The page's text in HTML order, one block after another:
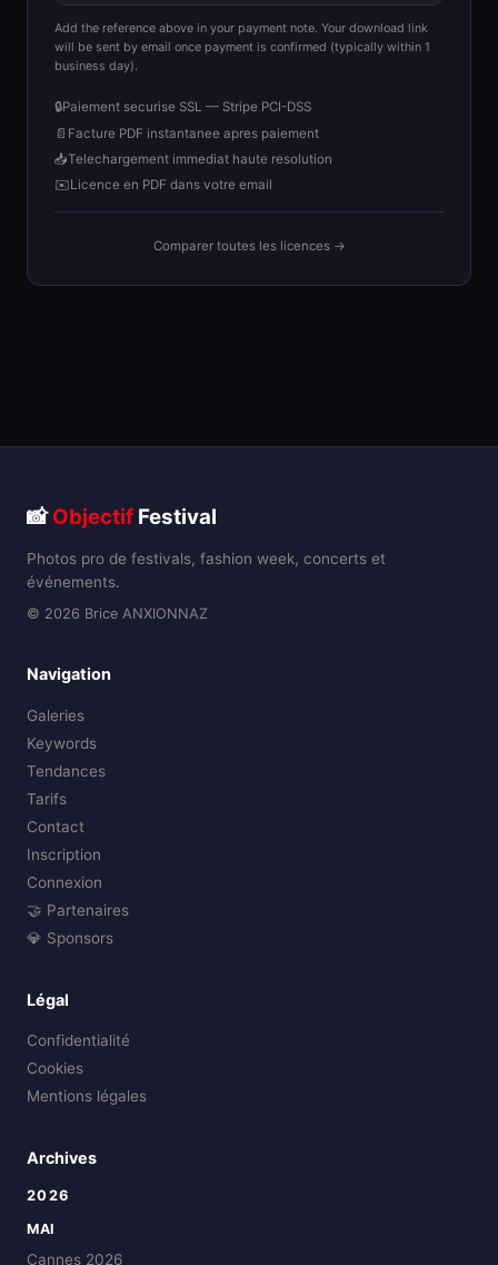
Add the reference above in your payment note. Your download link
will be sent by email once payment is confirmed (typically within 1
business day).
🔒Paiement securise SSL — Stripe PCI-DSS
📄 Facture PDF instantanee apres paiement
📥Telechargement immediat haute resolution
✉️Licence en PDF dans votre email
Comparer toutes les licences →
📸Objectif Festival
Photos pro de festivals, fashion week, concerts et
événements.
© 2026 Brice ANXIONNAZ
Navigation
Galeries
Keywords
Tendances
Tarifs
Contact
Inscription
Connexion
🤝 Partenaires
💎 Sponsors
Légal
Confidentialité
Cookies
Mentions légales
Archives
2026
MAI
Cannes 2026